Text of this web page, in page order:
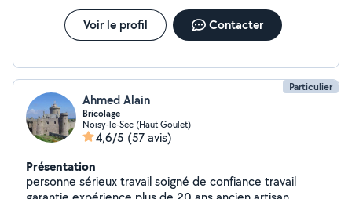
Voir le profil Contacter
Particulier
Ahmed Alain
Bricolage
Noisy-le-Sec (Haut Goulet)
4,6/5 (57 avis)
Présentation
personne sérieux travail soigné de confiance travail